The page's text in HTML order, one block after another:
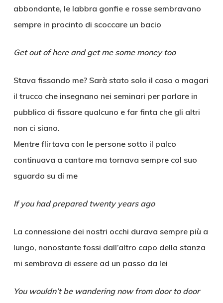
abbondante, le labbra gonfie e rosse sembravano
sempre in procinto di scoccare un bacio
Get out of here and get me some money too
Stava fissando me? Sarà stato solo il caso o magari
il trucco che insegnano nei seminari per parlare in
pubblico di fissare qualcuno e far finta che gli altri
non ci siano.
Mentre flirtava con le persone sotto il palco
continuava a cantare ma tornava sempre col suo
sguardo su di me
If you had prepared twenty years ago
La connessione dei nostri occhi durava sempre più a
lungo, nonostante fossi dall’altro capo della stanza
mi sembrava di essere ad un passo da lei
You wouldn’t be wandering now from door to door